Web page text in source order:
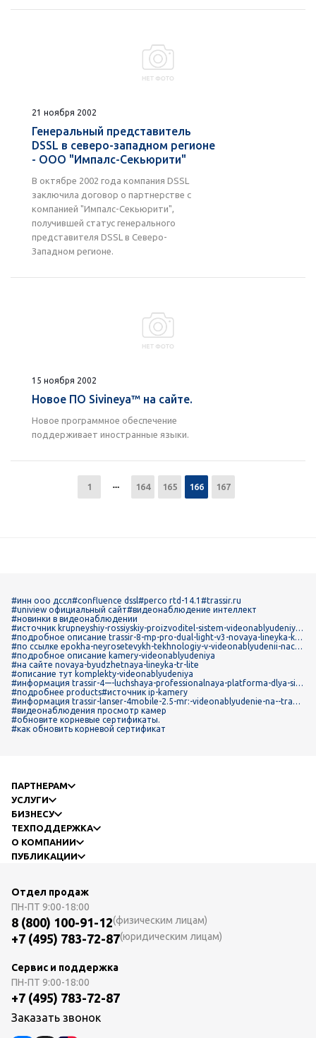
21 ноября 2002
Генеральный представитель
DSSL в северо-западном регионе
- ООО "Импалс-Секьюрити"
В октябре 2002 года компания DSSL
заключила договор о партнерстве с
компанией "Импалс-Секьюрити",
получившей статус генерального
представителя DSSL в Северо-
Западном регионе.
15 ноября 2002
Новое ПО Sivineya™ на сайте.
Новое программное обеспечение
поддерживает иностранные языки.
1 164 165 166 167
#инн ооо дссл#confluence dssl#perco rtd-14.1 #trassir.ru
#uniview официальный сайт#видеонаблюдение интеллект
#новинки в видеонаблюдении
#источник krupneyshiy-rossiyskiy-proizvoditel-sistem-videonablyudeniya-
trassir-podvodit-itogi-uchastiya-v-securika-moscow-2025
#подробное описание trassir-8-mp-pro-dual-light-v3-novaya-lineyka-ka
mer-s-vysokoy-detalizatsiey-i-dvoynoy-podsvetkoy
#по ссылке epokha-neyrosetevykh-tekhnologiy-v-videonablyudenii-nacha
las
#подробное описание kamery-videonablyudeniya
#на сайте novaya-byudzhetnaya-lineyka-tr-lite
#описание тут komplekty-videonablyudeniya
#информация trassir-4-–-luchshaya-professionalnaya-platforma-dlya-sist
em-videonablyudeniya
#подробнее products#источник ip-kamery
#информация trassir-lanser-4mobile-2.5-mr:-videonablyudenie-na--trans
porte
#видеонаблюдения просмотр камер
#обновите корневые сертификаты.
#как обновить корневой сертификат
ПАРТНЕРАМ
УСЛУГИ
БИЗНЕСУ
ТЕХПОДДЕРЖКА
О КОМПАНИИ
ПУБЛИКАЦИИ
Отдел продаж
ПН-ПТ 9:00-18:00
8 (800) 100-91-12(физическим лицам)
+7 (495) 783-72-87(юридическим лицам)
Сервис и поддержка
ПН-ПТ 9:00-18:00
+7 (495) 783-72-87
Заказать звонок